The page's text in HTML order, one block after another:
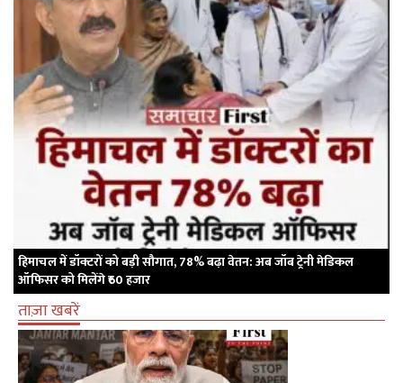
हिमाचल में डॉक्टरों को बड़ी सौगात, 78% बढ़ा वेतन: अब जॉब ट्रेनी मेडिकल
ऑफिसर को मिलेंगे ₹60 हजार
ताज़ा खबरें